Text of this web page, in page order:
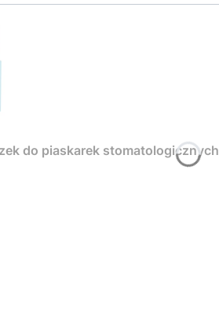
do piaskarek stomatologicznych